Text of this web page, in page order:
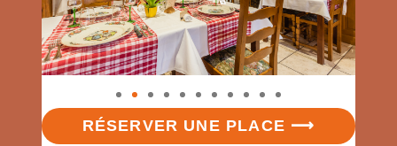
RÉSERVER UNE PLACE ⟶